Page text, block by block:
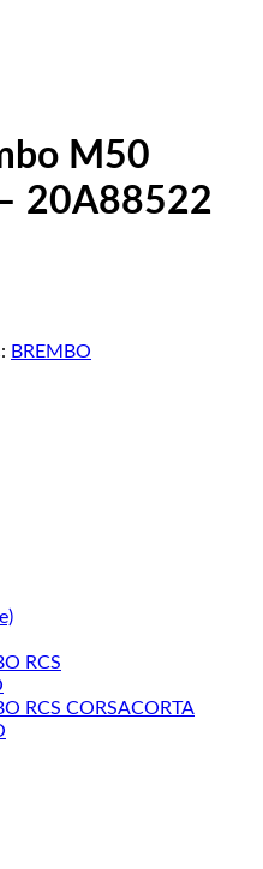
M50
20A88522
BREMBO
RCS
RCS CORSACORTA